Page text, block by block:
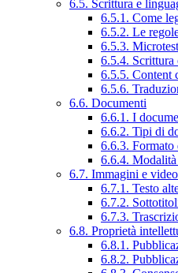
6.5. Scrittura e
6.5.1. Come
6.5.2. Le
6.5.3.
6.5.4. Scrittura
6.5.5. Content
6.5.6.
6.6. Documenti
6.6.1. I
6.6.2. Tipi di
6.6.3. Formato
6.6.4.
6.7. Immagini e video
6.7.1. Testo
6.7.2.
6.7.3.
6.8. Proprietà
6.8.1.
6.8.2.